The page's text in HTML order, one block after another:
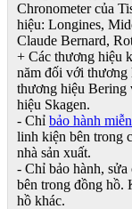
Chronometer của
hiệu: Longines,
Claude Bernard,
+ Các thương hiệu
năm đối với thương
thương hiệu Bering
hiệu Skagen.
- Chỉ bảo hành
linh kiện bên trong
nhà sản xuất.
- Chỉ bảo hành,
bên trong đồng hồ.
hồ khác.